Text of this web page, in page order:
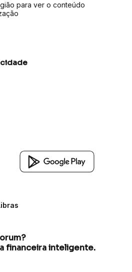
para ver o conteúdo
financeira inteligente.